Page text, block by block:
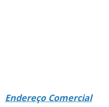
Endereço Comercial